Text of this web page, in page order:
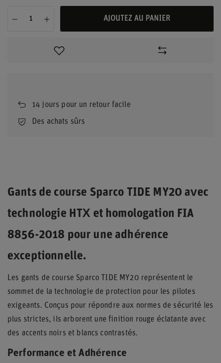
AJOUTEZ AU PANIER
14 jours pour un retour facile
Des achats sûrs
Gants de course Sparco TIDE MY20 avec
technologie HTX et homologation FIA
8856-2018 pour une adhérence
exceptionnelle.
Les gants de course Sparco TIDE MY20 représentent le
sommet de la technologie de protection pour les pilotes
exigeants. Conçus pour répondre aux normes de sécurité les
plus strictes, ils arborent une finition rouge éclatante avec
des accents noirs et blancs contrastés.
Performance et Adhérence